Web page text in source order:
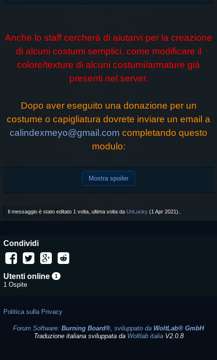
Anche lo staff cercherà di aiutarvi per la creazione
di alcuni costumi semplici, come modificare il
colore/texture di alcuni costumi/armature già
presenti nel server.
Dopo aver eseguito una donazione per un
costume o capigliatura dovrete inviare un email a
calindexmeyo@gmail.com completando questo
modulo:
Mostra spoiler
Il messaggio è stato editato 1 volta, ultima volta da UnLucky (1 Apr 2021)..
Condividi
Utenti online 1
1 Ospite
Politica sulla Privacy
Forum Software: Burning Board®, sviluppato da WoltLab® GmbH
Traduzione italiana sviluppata da Woltlab italiaV2.0.8